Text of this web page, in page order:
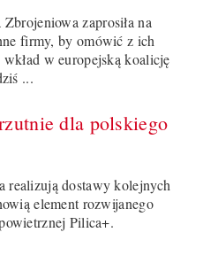
zaprosiła na
firmy, by omówić z ich
w europejską koalicję
...
dla polskiego
realizują dostawy kolejnych
element rozwijanego
Pilica+.